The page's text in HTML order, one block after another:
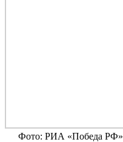
Фото: РИА «Победа РФ»